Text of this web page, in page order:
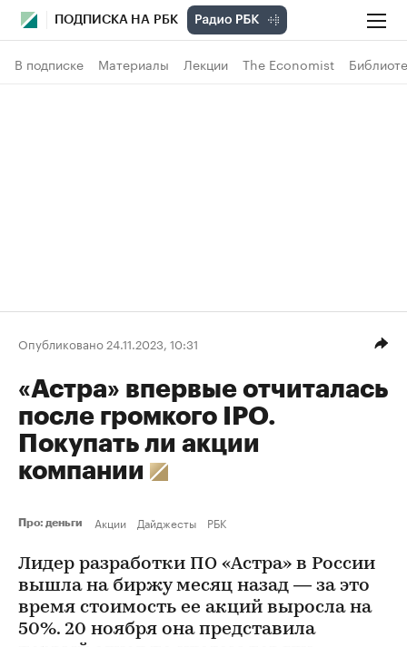
ПОДПИСКА НА РБК
В подписке Материалы Лекции The Economist
Опубликовано 24.11.2023, 10:31
«Астра» впервые отчиталась
после громкого IPO.
Покупать ли акции
компании
Про: деньги Акции Дайджесты РБК
Лидер разработки ПО «Астра» в России
вышла на биржу месяц назад — за это
время стоимость ее акций выросла на
50%. 20 ноября она представила